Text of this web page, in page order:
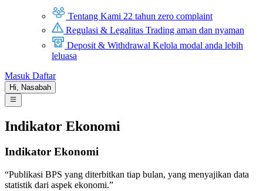
Tentang Kami 22 tahun zero complaint
Regulasi & Legalitas Trading aman dan nyaman
Deposit & Withdrawal Kelola modal anda lebih
leluasa
Masuk Daftar
Hi, Nasabah
Indikator Ekonomi
Indikator Ekonomi
“Publikasi BPS yang diterbitkan tiap bulan, yang menyajikan data
statistik dari aspek ekonomi.”